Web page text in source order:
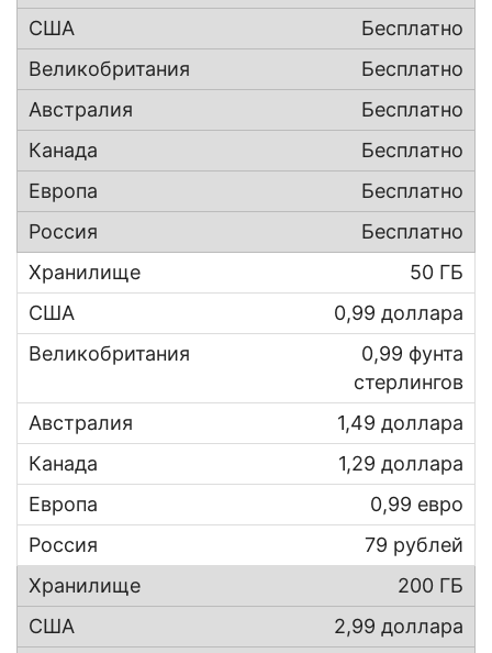
Бесплатно
Бесплатно
Бесплатно
Бесплатно
Бесплатно
Бесплатно
50 ГБ
0,99 доллара
0,99 фунта
стерлингов
1,49 доллара
1,29 доллара
0,99 евро
79 рублей
200 ГБ
2,99 доллара